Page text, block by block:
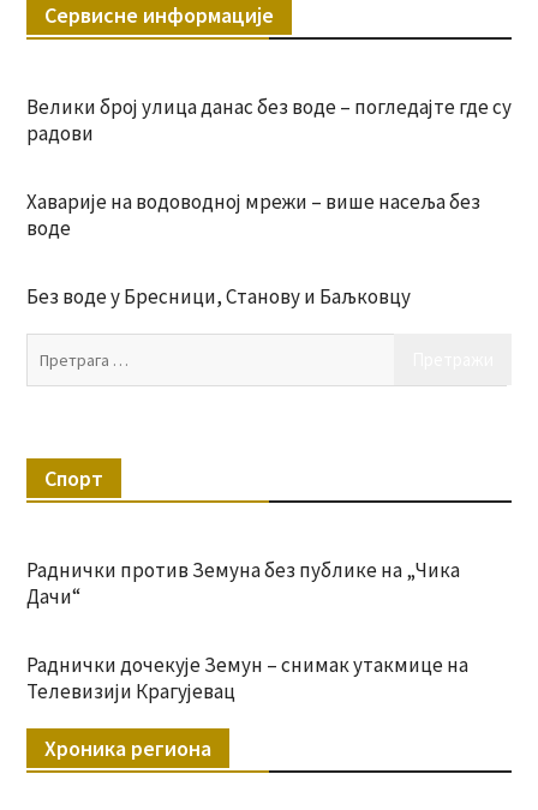
Сервисне информације
Велики број улица данас без воде – погледајте где су
радови
Хаварије на водоводној мрежи – више насеља без
воде
Без воде у Бресници, Станову и Баљковцу
Спорт
Раднички против Земуна без публике на „Чика
Дачи“
Раднички дочекује Земун – снимак утакмице на
Телевизији Крагујевац
Хроника региона